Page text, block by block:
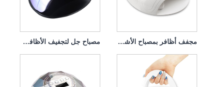
مصباح جل لتجفيف الأظافر من جرين لايف، 120 وات مجفف أظافر بمصباح الأشعة فوق البنفسجية مع شاحن 86 واط